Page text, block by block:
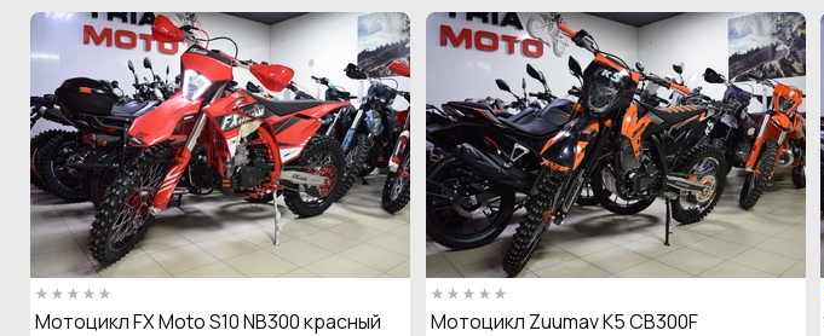
Мотоцикл FX Moto S10 NB300 красный
Мотоцикл Zuumav K5 CB300F